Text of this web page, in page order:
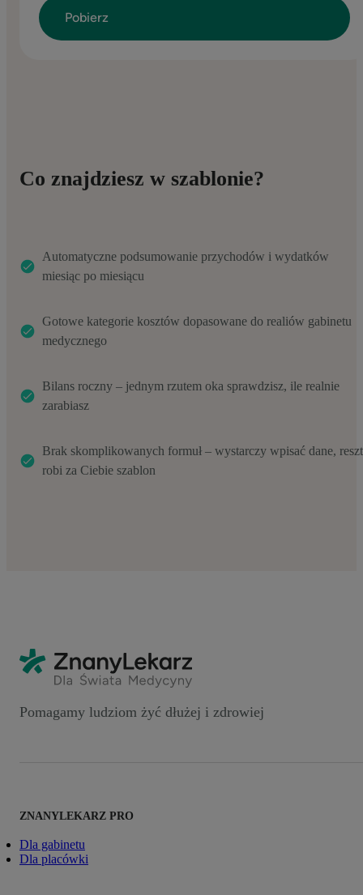
Co znajdziesz w szablonie?
Automatyczne podsumowanie przychodów i wydatków
miesiąc po miesiącu
Gotowe kategorie kosztów dopasowane do realiów gabinetu
medycznego
Bilans roczny – jednym rzutem oka sprawdzisz, ile realnie
zarabiasz
Brak skomplikowanych formuł – wystarczy wpisać dane,
robi za Ciebie szablon
Pomagamy ludziom żyć dłużej i zdrowiej
ZNANYLEKARZ PRO
Dla gabinetu
Dla placówki